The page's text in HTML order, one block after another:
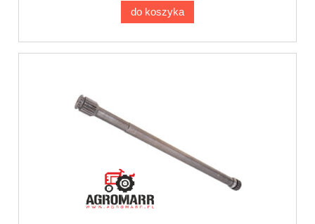
do koszyka